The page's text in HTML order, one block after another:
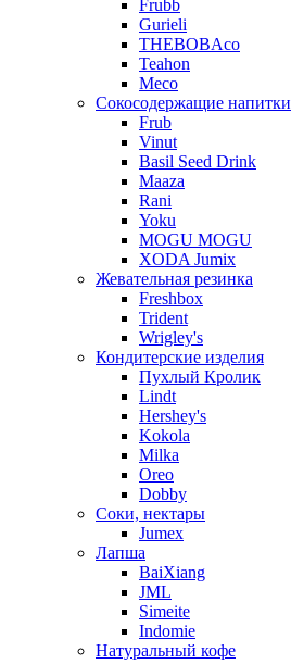
Frubb
Gurieli
THEBOBAco
Teahon
Meco
Сокосодержащие напитки
Frub
Vinut
Basil Seed Drink
Maaza
Rani
Yoku
MOGU MOGU
XODA Jumix
Жевательная резинка
Freshbox
Trident
Wrigley's
Кондитерские изделия
Пухлый Кролик
Lindt
Hershey's
Kokola
Milka
Oreo
Dobby
Соки, нектары
Jumex
Лапша
BaiXiang
JML
Simeite
Indomie
Натуральный кофе